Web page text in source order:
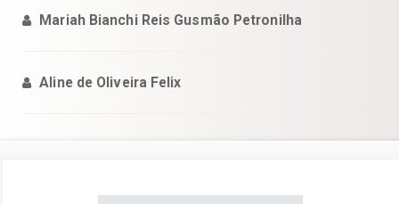
Mariah Bianchi Reis Gusmão Petronilha
Aline de Oliveira Felix